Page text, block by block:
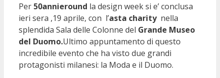
Per 50annieround la design week si e’ conclusa
ieri sera ,19 aprile, con l’asta charitynella
splendida Sala delle Colonne del Grande Museo
del Duomo.Ultimo appuntamento di questo
incredibile evento che ha visto due grandi
protagonisti milanesi: la Moda e il Duomo.